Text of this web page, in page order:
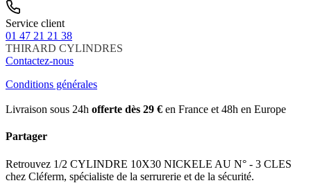
Service client
01 47 21 21 38
THIRARD CYLINDRES
Contactez-nous
Conditions générales
Livraison sous 24h offerte dès 29 € en France et 48h en Europe
Partager
Retrouvez 1/2 CYLINDRE 10X30 NICKELE AU N° - 3 CLES
chez Cléferm, spécialiste de la serrurerie et de la sécurité.